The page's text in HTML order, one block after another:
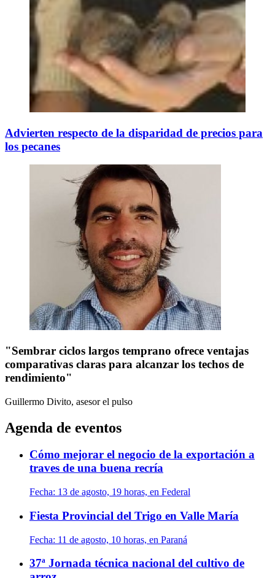
Advierten respecto de la disparidad de precios para
los pecanes
"Sembrar ciclos largos temprano ofrece ventajas
comparativas claras para alcanzar los techos de
rendimiento"
Guillermo Divito, asesor el pulso
Agenda de eventos
Cómo mejorar el negocio de la exportación a
traves de una buena recría
Fecha: 13 de agosto, 19 horas, en Federal
Fiesta Provincial del Trigo en Valle María
Fecha: 11 de agosto, 10 horas, en Paraná
37ª Jornada técnica nacional del cultivo de